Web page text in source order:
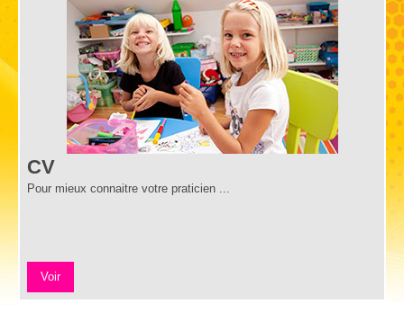
CV
Pour mieux connaitre votre praticien ...
Voir